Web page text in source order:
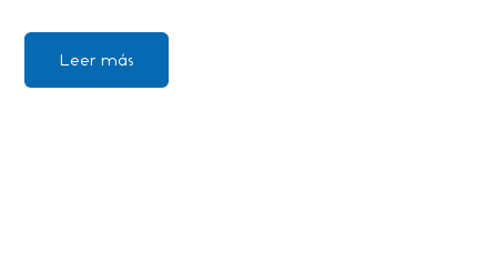
Leer más